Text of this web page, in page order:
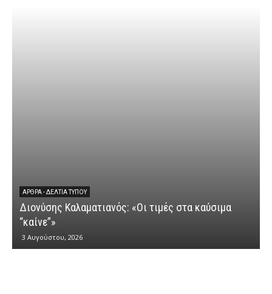
ΆΡΘΡΑ - ΔΕΛΤΊΑ ΤΎΠΟΥ
Διονύσης Καλαματιανός: «Οι τιμές στα καύσιμα
“καίνε”»
3 Αυγούστου, 2026